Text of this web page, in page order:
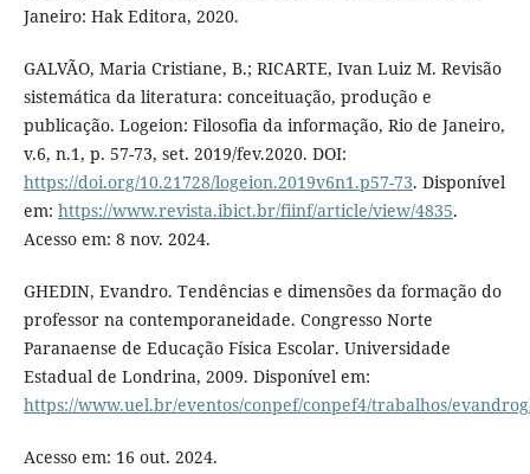
Janeiro: Hak Editora, 2020.
GALVÃO, Maria Cristiane, B.; RICARTE, Ivan Luiz M. Revisão
sistemática da literatura: conceituação, produção e
publicação. Logeion: Filosofia da informação, Rio de Janeiro,
v.6, n.1, p. 57-73, set. 2019/fev.2020. DOI:
https://doi.org/10.21728/logeion.2019v6n1.p57-73. Disponível
em: https://www.revista.ibict.br/fiinf/article/view/4835.
Acesso em: 8 nov. 2024.
GHEDIN, Evandro. Tendências e dimensões da formação do
professor na contemporaneidade. Congresso Norte
Paranaense de Educação Física Escolar. Universidade
Estadual de Londrina, 2009. Disponível em:
https://www.uel.br/eventos/conpef/conpef4/trabalhos/
Acesso em: 16 out. 2024.